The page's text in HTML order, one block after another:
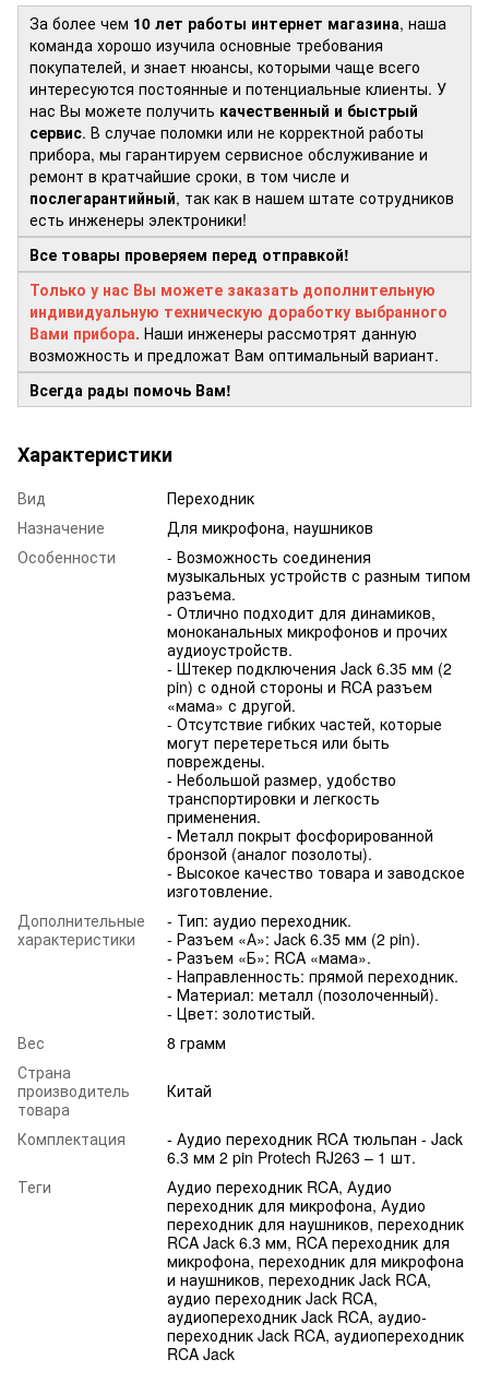
За более чем 10 лет работы интернет магазина, наша
команда хорошо изучила основные требования
покупателей, и знает нюансы, которыми чаще всего
интересуются постоянные и потенциальные клиенты. У
нас Вы можете получить качественный и быстрый
сервис. В случае поломки или не корректной работы
прибора, мы гарантируем сервисное обслуживание и
ремонт в кратчайшие сроки, в том числе и
послегарантийный, так как в нашем штате сотрудников
есть инженеры электроники!
Все товары проверяем перед отправкой!
Только у нас Вы можете заказать дополнительную
индивидуальную техническую доработку выбранного
Вами прибора. Наши инженеры рассмотрят данную
возможность и предложат Вам оптимальный вариант.
Всегда рады помочь Вам!
Характеристики
Вид
Переходник
Назначение
Для микрофона, наушников
Особенности
- Возможность соединения
музыкальных устройств с разным типом
разъема.
- Отлично подходит для динамиков,
моноканальных микрофонов и прочих
аудиоустройств.
- Штекер подключения Jack 6.35 мм (2
pin) с одной стороны и RCA разъем
«мама» с другой.
- Отсутствие гибких частей, которые
могут перетереться или быть
повреждены.
- Небольшой размер, удобство
транспортировки и легкость
применения.
- Металл покрыт фосфорированной
бронзой (аналог позолоты).
- Высокое качество товара и заводское
изготовление.
Дополнительные
характеристики
- Тип: аудио переходник.
- Разъем «А»: Jack 6.35 мм (2 pin).
- Разъем «Б»: RCA «мама».
- Направленность: прямой переходник.
- Материал: металл (позолоченный).
- Цвет: золотистый.
Вес
8 грамм
Страна
производитель
товара
Китай
Комплектация
- Аудио переходник RCA тюльпан - Jack
6.3 мм 2 pin Protech RJ263 – 1 шт.
Теги
Аудио переходник RCA, Аудио
переходник для микрофона, Аудио
переходник для наушников, переходник
RCA Jack 6.3 мм, RCA переходник для
микрофона, переходник для микрофона
и наушников, переходник Jack RCA,
аудио переходник Jack RCA,
аудиопереходник Jack RCA, аудио-
переходник Jack RCA, аудиопереходник
RCA Jack